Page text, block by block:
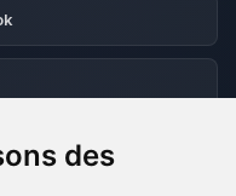
des